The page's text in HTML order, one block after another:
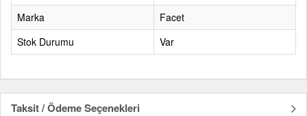
Marka
Facet
Stok Durumu
Var
Taksit / Ödeme Seçenekleri